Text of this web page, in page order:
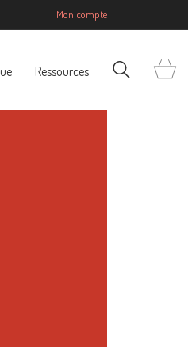
Mon compte
Ressources